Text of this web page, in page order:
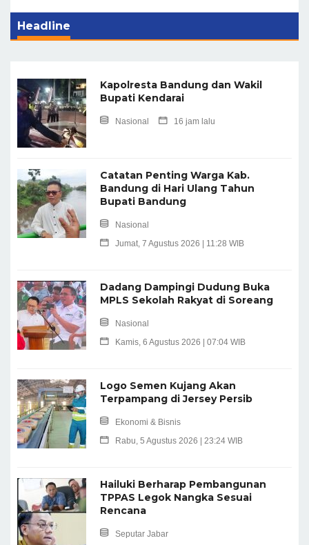
Headline
Kapolresta Bandung dan Wakil
Bupati Kendarai
Nasional 16 jam lalu
Catatan Penting Warga Kab.
Bandung di Hari Ulang Tahun
Bupati Bandung
Nasional
Jumat, 7 Agustus 2026 | 11:28 WIB
Dadang Dampingi Dudung Buka
MPLS Sekolah Rakyat di Soreang
Nasional
Kamis, 6 Agustus 2026 | 07:04 WIB
Logo Semen Kujang Akan
Terpampang di Jersey Persib
Ekonomi & Bisnis
Rabu, 5 Agustus 2026 | 23:24 WIB
Hailuki Berharap Pembangunan
TPPAS Legok Nangka Sesuai
Rencana
Seputar Jabar